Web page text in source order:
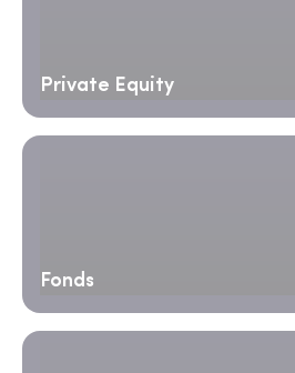
Private Equity
Fonds